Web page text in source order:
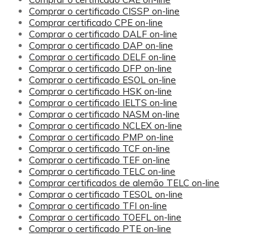
Comprar o certificado CISSP on-line
Comprar certificado CPE on-line
Comprar o certificado DALF on-line
Comprar o certificado DAP on-line
Comprar o certificado DELF on-line
Comprar o certificado DFP on-line
Comprar o certificado ESOL on-line
Comprar o certificado HSK on-line
Comprar o certificado IELTS on-line
Comprar o certificado NASM on-line
Comprar o certificado NCLEX on-line
Comprar o certificado PMP on-line
Comprar o certificado TCF on-line
Comprar o certificado TEF on-line
Comprar o certificado TELC on-line
Comprar certificados de alemão TELC on-line
Comprar o certificado TESOL on-line
Comprar o certificado TFI on-line
Comprar o certificado TOEFL on-line
Comprar o certificado PTE on-line